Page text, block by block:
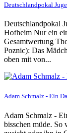
Deutschlandpokal
Deutschlandpokal
Hofheim Nur ein
Gesamtwertung
Poznic): Das
oben mit von...
Adam Schmalz - Ein
Adam Schmalz -
bisschen müde.